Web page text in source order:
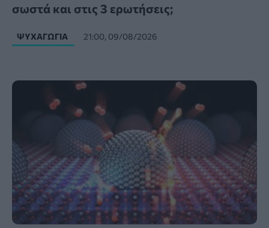
σωστά και στις 3 ερωτήσεις;
ΨΥΧΑΓΩΓΊΑ 21:00, 09/08/2026